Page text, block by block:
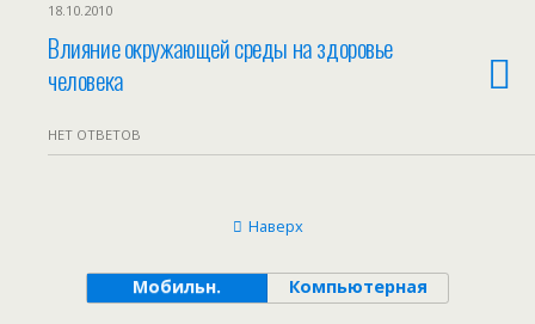
18.10.2010
Влияние окружающей среды на здоровье
человека
НЕТ ОТВЕТОВ
Наверх
Мобильн. Компьютерная